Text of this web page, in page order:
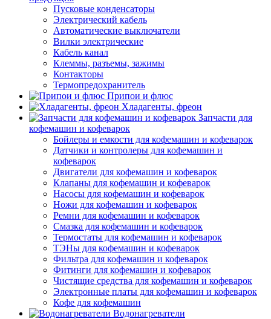
Пусковые конденсаторы
Электрический кабель
Автоматические выключатели
Вилки электрические
Кабель канал
Клеммы, разъемы, зажимы
Контакторы
Термопредохранитель
Припои и флюс
Хладагенты, фреон
Запчасти для
кофемашин и кофеварок
Бойлеры и емкости для кофемашин и кофеварок
Датчики и контролеры для кофемашин и
кофеварок
Двигатели для кофемашин и кофеварок
Клапаны для кофемашин и кофеварок
Насосы для кофемашин и кофеварок
Ножи для кофемашин и кофеварок
Ремни для кофемашин и кофеварок
Смазка для кофемашин и кофеварок
Термостаты для кофемашин и кофеварок
ТЭНы для кофемашин и кофеварок
Фильтра для кофемашин и кофеварок
Фитинги для кофемашин и кофеварок
Чистящие средства для кофемашин и кофеварок
Электронные платы для кофемашин и кофеварок
Кофе для кофемашин
Водонагреватели